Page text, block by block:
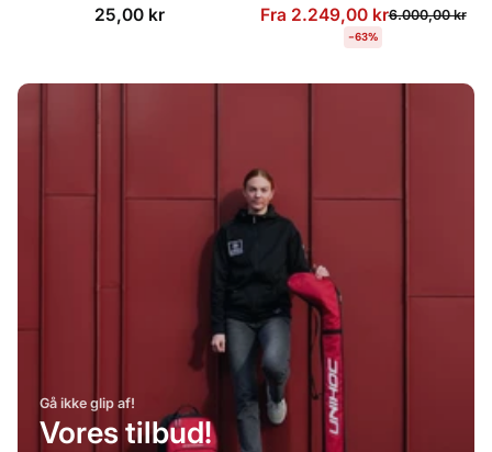
25,00 kr Fra 2.249,00 kr6.000,00 kr
-63%
Gå ikke glip af!
Vores tilbud!